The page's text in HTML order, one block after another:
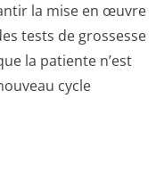
la mise en œuvre
tests de grossesse
la patiente n’est
cycle